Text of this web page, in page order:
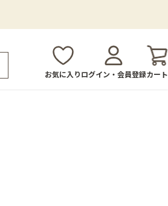
お気に入りログイン・会員登録カート